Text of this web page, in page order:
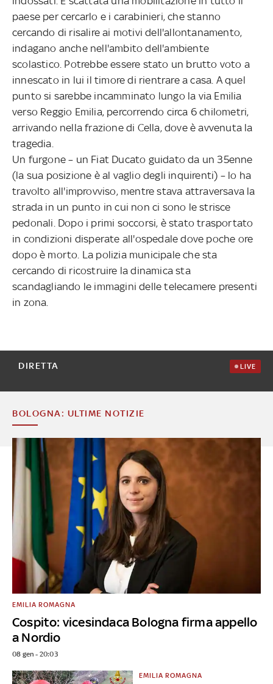
paese per cercarlo e i carabinieri, che stanno
cercando di risalire ai motivi dell'allontanamento,
indagano anche nell'ambito dell'ambiente
scolastico. Potrebbe essere stato un brutto voto a
innescato in lui il timore di rientrare a casa. A quel
punto si sarebbe incamminato lungo la via Emilia
verso Reggio Emilia, percorrendo circa 6 chilometri,
arrivando nella frazione di Cella, dove è avvenuta la
tragedia.
Un furgone – un Fiat Ducato guidato da un 35enne
(la sua posizione è al vaglio degli inquirenti) – lo ha
travolto all'improvviso, mentre stava attraversava la
strada in un punto in cui non ci sono le strisce
pedonali. Dopo i primi soccorsi, è stato trasportato
in condizioni disperate all'ospedale dove poche ore
dopo è morto. La polizia municipale che sta
cercando di ricostruire la dinamica sta
scandagliando le immagini delle telecamere presenti
in zona.
DIRETTA LIVE
BOLOGNA: ULTIME NOTIZIE
Cospito: vicesindaca Bologna firma appello
a Nordio
EMILIA ROMAGNA
08 gen - 20:03
EMILIA ROMAGNA